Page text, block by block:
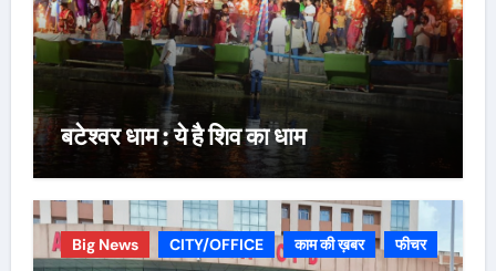
बटेश्वर धाम : ये है शिव का धाम
Big News CITY/OFFICE काम की ख़बर फीचर